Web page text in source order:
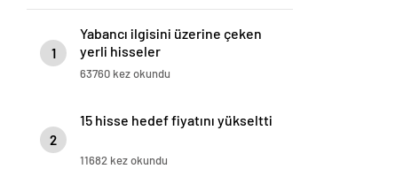
1
Yabancı ilgisini üzerine çeken
yerli hisseler
63760 kez okundu
2
15 hisse hedef fiyatını yükseltti
11682 kez okundu